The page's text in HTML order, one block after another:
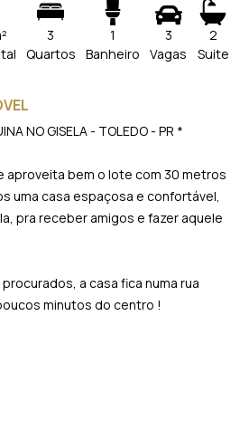
3
Quartos
1
Banheiro
3
Vagas
2
Suite
NO GISELA - TOLEDO - PR *
aproveita bem o lote com 30 metros
uma casa espaçosa e confortável,
pra receber amigos e fazer aquele
a casa fica numa rua
minutos do centro !